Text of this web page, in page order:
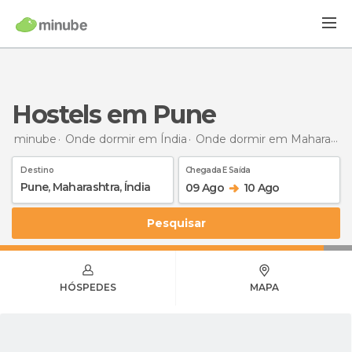
Hostels em Pune
minube Onde dormir em Índia Onde dormir em Maharashtra
Destino Chegada E Saída
09 Ago 10 Ago
Pesquisar
HÓSPEDES MAPA